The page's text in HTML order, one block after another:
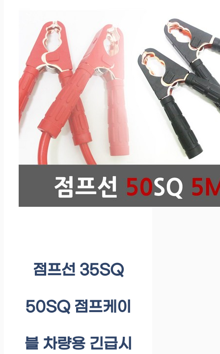
점프선 35SQ
50SQ 점프케이
블 차량용 긴급시